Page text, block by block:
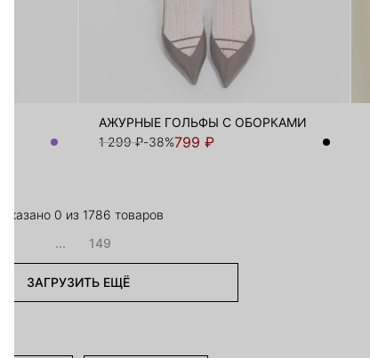
АЖУРНЫЕ ГОЛЬФЫ С ОБОРКАМИ
1 299 ₽-38%799 ₽
Показано 0 из 1786 товаров
...
149
ЗАГРУЗИТЬ ЕЩЁ